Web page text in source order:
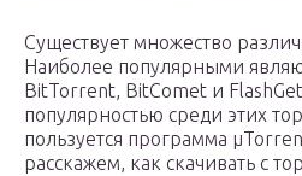
Существует множество
Наиболее популярными
BitTorrent, BitComet и
популярностью среди этих
пользуется программа
расскажем, как скачивать с